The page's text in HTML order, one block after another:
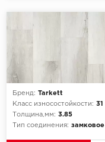
Бренд: Tarkett
Класс износостойкости: 31
Толщина,мм: 3.85
Тип соединения: замковое